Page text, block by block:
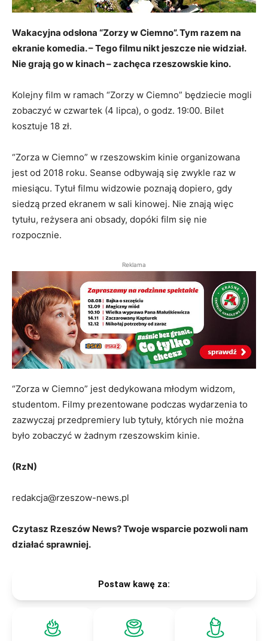
Wakacyjna odsłona “Zorzy w Ciemno”. Tym razem na
ekranie komedia. – Tego filmu nikt jeszcze nie widział.
Nie grają go w kinach – zachęca rzeszowskie kino.
Kolejny film w ramach “Zorzy w Ciemno” będziecie mogli
zobaczyć w czwartek (4 lipca), o godz. 19:00. Bilet
kosztuje 18 zł.
“Zorza w Ciemno” w rzeszowskim kinie organizowana
jest od 2018 roku. Seanse odbywają się zwykle raz w
miesiącu. Tytuł filmu widzowie poznają dopiero, gdy
siedzą przed ekranem w sali kinowej. Nie znają więc
tytułu, reżysera ani obsady, dopóki film się nie
rozpocznie.
Reklama
“Zorza w Ciemno” jest dedykowana młodym widzom,
studentom. Filmy prezentowane podczas wydarzenia to
zazwyczaj przedpremiery lub tytuły, których nie można
było zobaczyć w żadnym rzeszowskim kinie.
(RzN)
redakcja@rzeszow-news.pl
Czytasz Rzeszów News? Twoje wsparcie pozwoli nam
działać sprawniej.
Postaw kawę za: